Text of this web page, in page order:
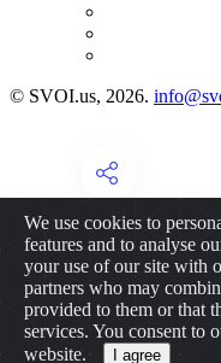
© SVOI.us, 2026.
We use cookies to
features and to analyse
your use of our site with
partners who may
provided to them or that
services. You consent to
website.
I agree